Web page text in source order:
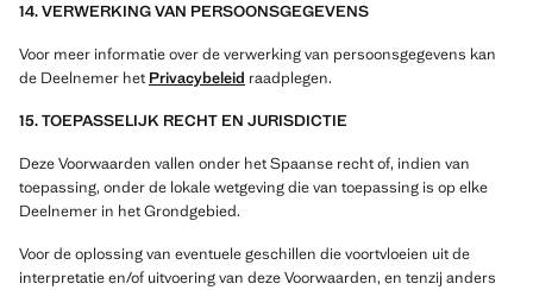
14. VERWERKING VAN PERSOONSGEGEVENS
Voor meer informatie over de verwerking van persoonsgegevens kan
de Deelnemer hetPrivacybeleid raadplegen.
15. TOEPASSELIJK RECHT EN JURISDICTIE
Deze Voorwaarden vallen onder het Spaanse recht of, indien van
toepassing, onder de lokale wetgeving die van toepassing is op elke
Deelnemer in het Grondgebied.
Voor de oplossing van eventuele geschillen die voortvloeien uit de
interpretatie en/of uitvoering van deze Voorwaarden, en tenzij anders